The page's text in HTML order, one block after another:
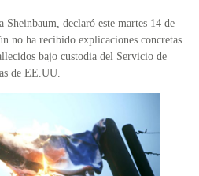
declaró este martes 14 de
no ha recibido explicaciones concretas
bajo custodia del Servicio de
de EE.UU.